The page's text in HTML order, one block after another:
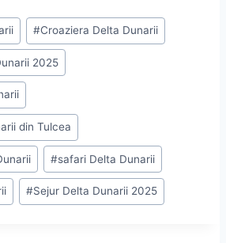
#Croaziera Delta Dunarii
2025
din Tulcea
#safari Delta Dunarii
#Sejur Delta Dunarii 2025